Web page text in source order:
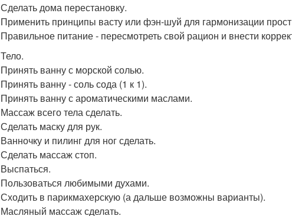
Сделать дома перестановку.
Применить принципы васту или фэн-шуй для гармонизации
Правильное питание - пересмотреть свой рацион и внести
Тело.
Принять ванну с морской солью.
Принять ванну - соль сода (1 к 1).
Принять ванну с ароматическими маслами.
Массаж всего тела сделать.
Сделать маску для рук.
Ванночку и пилинг для ног сделать.
Сделать массаж стоп.
Выспаться.
Пользоваться любимыми духами.
Сходить в парикмахерскую (а дальше возможны варианты).
Масляный массаж сделать.